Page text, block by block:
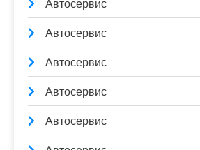
Автосервис
Автосервис
Автосервис
Автосервис
Автосервис